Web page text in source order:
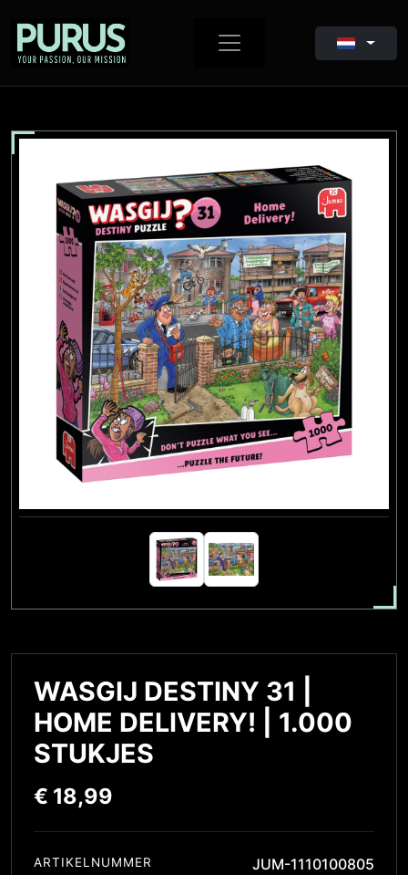
WASGIJ DESTINY 31 |
HOME DELIVERY! | 1.000
STUKJES
€ 18,99
ARTIKELNUMMER JUM-1110100805